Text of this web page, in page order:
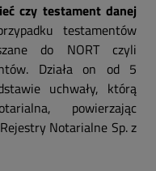
czy testament danej
testamentów
do NORT czyli
Działa on od 5
uchwały, którą
powierzając
Notarialne Sp. z